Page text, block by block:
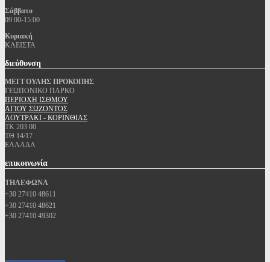
Σάββατο
09:00-15:00
Κυριακή
ΚΛΕΙΣΤΑ
διεύθυνση
ΜΕΓΓΟΥΛΗΣ ΠΡΟΚΟΠΗΣ
ΓΕΩΠΟΝΙΚΟ ΠΑΡΚΟ
ΠΕΡΙΟΧΗ ΙΣΘΜΟΥ
ΑΓΙΟΥ ΣΩΖΟΝΤΟΣ
ΛΟΥΤΡΑΚΙ - ΚΟΡΙΝΘΙΑΣ
ΤΚ 203 00
ΤΘ 14/17
ΕΛΛΑΔΑ
επικοινωνία
ΤΗΛΕΦΩΝΑ
+30 27410 48611
+30 27410 48621
+30 27410 49302